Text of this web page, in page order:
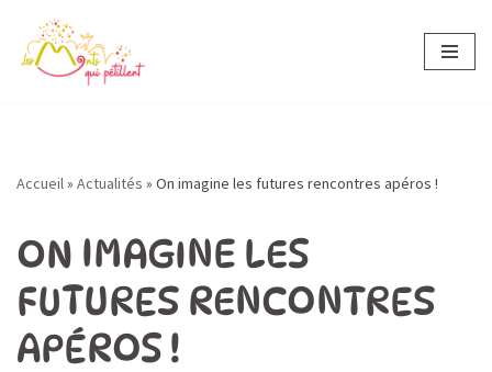
Aller
Accueil» Actualités » On imagine les futures rencontres apéros !
ON IMAGINE LES
FUTURES RENCONTRES
APÉROS !